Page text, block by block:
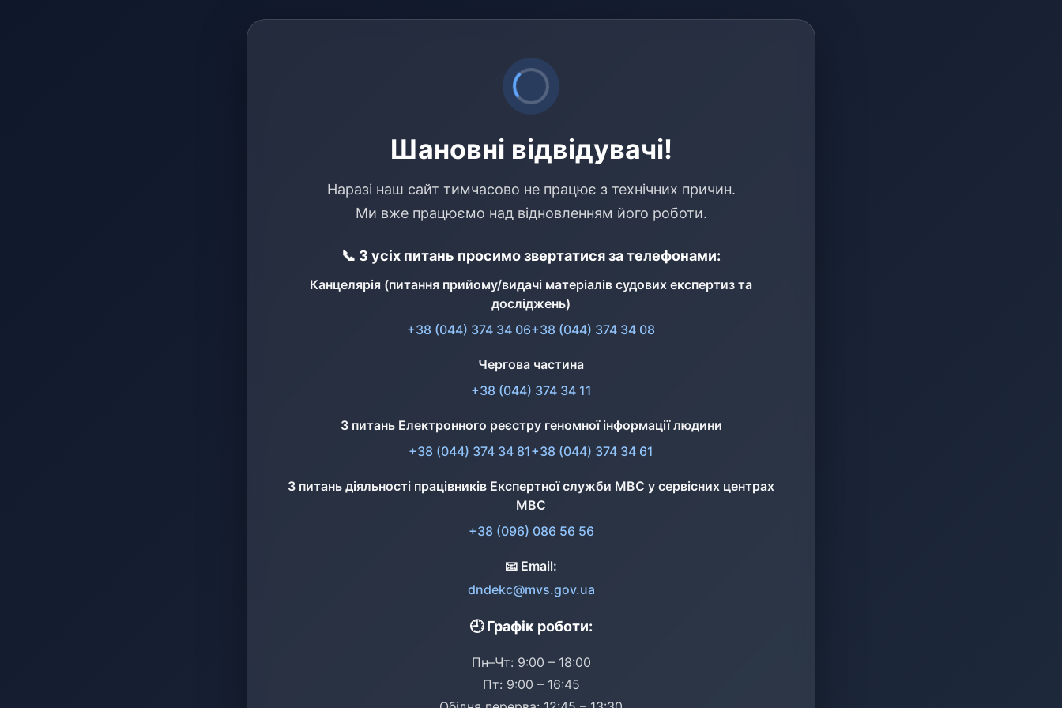
Шановні відвідувачі!
Наразі наш сайт тимчасово не працює з технічних причин.
Ми вже працюємо над відновленням його роботи.
📞 З усіх питань просимо звертатися за телефонами:
Канцелярія (питання прийому/видачі матеріалів судових експертиз та
досліджень)
+38 (044) 374 34 06+38 (044) 374 34 08
Чергова частина
+38 (044) 374 34 11
З питань Електронного реєстру геномної інформації людини
+38 (044) 374 34 81+38 (044) 374 34 61
З питань діяльності працівників Експертної служби МВС у сервісних центрах
МВС
+38 (096) 086 56 56
📧 Email:
dndekc@mvs.gov.ua
🕘 Графік роботи:
Пн–Чт: 9:00 – 18:00
Пт: 9:00 – 16:45